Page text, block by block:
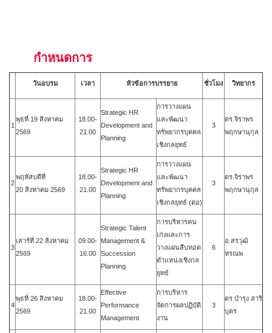
กำหนดการ
วันอบรม เวลา หัวข้อการบรรยาย ชั่วโมง วิทยากร
1
พุธที่ 19 สิงหาคม
2569
18.00-
21.00
Strategic HR
Development and
Planning
การวางแผน
และพัฒนา
ทรัพยากรบุคคล
เชิงกลยุทธ์
3
ดร.จิราพร
พฤกษานุกุล
2
พฤหัสบดีที่
20 สิงหาคม 2569
18.00-
21.00
Strategic HR
Development and
Planning
การวางแผน
และพัฒนา
ทรัพยากรบุคคล
เชิงกลยุทธ์ (ต่อ)
3
ดร.จิราพร
พฤกษานุกุล
3
เสาร์ที่ 22 สิงหาคม
2569
09.00-
16.00
Strategic Talent
Management &
Succession
Planning
การบริหารคน
เก่งและการ
วางแผนสืบทอด
ตำแหน่งเชิงกล
ยุทธ์
6
อ.สรวุฒิ
หรณพ
4
พุธที่ 26 สิงหาคม
2569
18.00-
21.00
Effective
Performance
Management
การบริหาร
จัดการผลปฏิบัติ
งาน
3
ดร.บำรุง สาริ
บุตร